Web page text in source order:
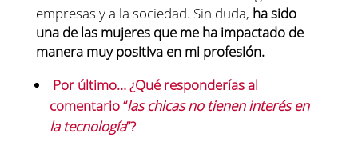
empresas y a la sociedad. Sin duda, ha sido
una de las mujeres que me ha impactado de
manera muy positiva en mi profesión.
Por último… ¿Qué responderías al
comentario “las chicas no tienen interés en
la tecnología”?